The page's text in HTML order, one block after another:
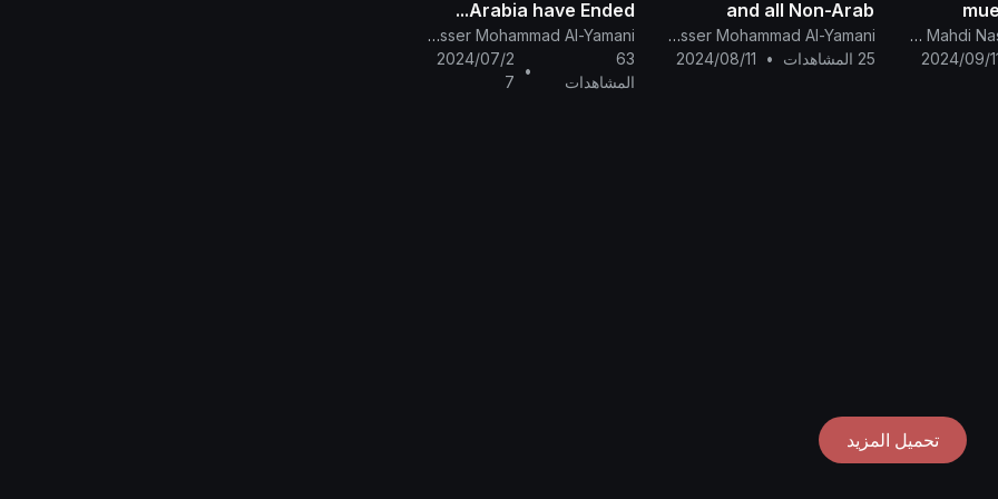
Arabia
Canal Oficial Del Imam Al Mahdi Nasser Mohammed
2024/09/
and all Non-Arab
Meteorologists, What
is the Reason for the
The English Channel Of Al-Mahdi Nasser Mohammad Al-Yamani
25 المشاهدات
•
2024/08/11
Arabia have Ended...
The English Channel Of Al-Mahdi Nasser Mohammad Al-Yamani
63
المشاهدات
•
2024/07/2
7
تحميل المزيد